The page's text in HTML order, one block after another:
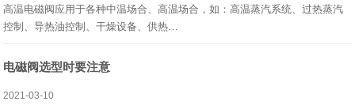
高温电磁阀应用于各种中温场合、高温场合，如：高温蒸汽系统、过热蒸汽
控制、导热油控制、干燥设备、供热…
电磁阀选型时要注意
2021-03-10